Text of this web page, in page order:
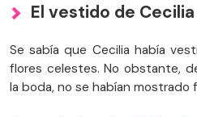
El vestido de
Se sabía que Cecilia había
flores celestes. No obstante,
la boda, no se habían mostrado